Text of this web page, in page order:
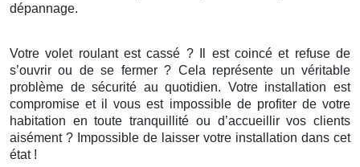
dépannage.
Votre volet roulant est cassé ? Il est coincé et refuse de
s’ouvrir ou de se fermer ? Cela représente un véritable
problème de sécurité au quotidien. Votre installation est
compromise et il vous est impossible de profiter de votre
habitation en toute tranquillité ou d’accueillir vos clients
aisément ? Impossible de laisser votre installation dans cet
état !